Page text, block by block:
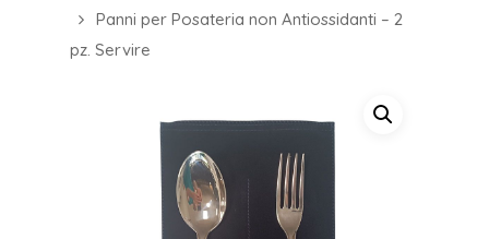
Panni per Posateria non Antiossidanti – 2
pz. Servire